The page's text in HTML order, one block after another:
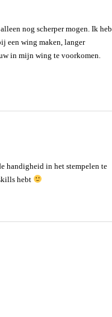
nog scherper mogen. Ik heb
een wing maken, langer
in mijn wing te voorkomen.
handigheid in het stempelen te
hebt